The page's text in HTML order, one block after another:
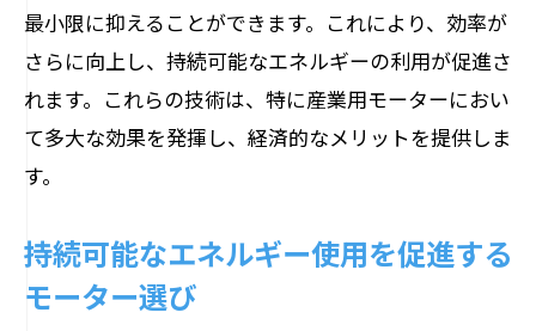
最小限に抑えることができます。これにより、効率が
さらに向上し、持続可能なエネルギーの利用が促進さ
れます。これらの技術は、特に産業用モーターにおい
て多大な効果を発揮し、経済的なメリットを提供しま
す。
持続可能なエネルギー使用を促進する
モーター選び